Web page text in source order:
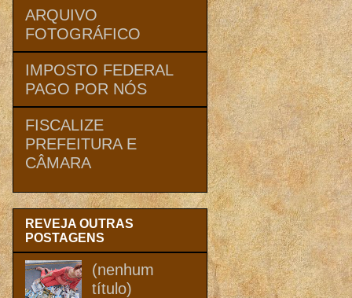
ARQUIVO
FOTOGRÁFICO
IMPOSTO FEDERAL
PAGO POR NÓS
FISCALIZE
PREFEITURA E
CÂMARA
REVEJA OUTRAS
POSTAGENS
(nenhum
título)